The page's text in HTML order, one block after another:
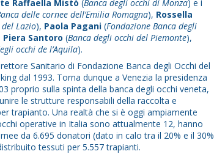
Raffaella Mistò (Banca degli occhi di Monza) e i
delle cornee dell’Emilia Romagna), Rossella
Lazio), Paola Pagani(Fondazione Banca degli
Piera Santoro (Banca degli occhi del Piemonte),
occhi de l’Aquila).
Sanitario di Fondazione Banca degli Occhi del
dal 1993. Torna dunque a Venezia la presidenza
proprio sulla spinta della banca degli occhi veneta,
le strutture responsabili della raccolta e
trapianto. Una realtà che si è oggi ampiamente
operative in Italia sono attualmente 12, hanno
da 6.695 donatori (dato in calo tra il 20% e il 30%
tessuti per 5.557 trapianti.